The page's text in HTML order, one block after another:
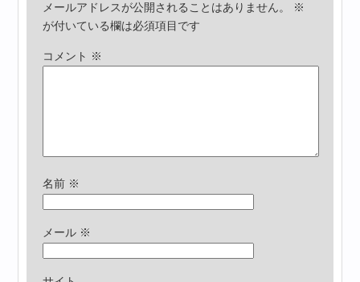
メールアドレスが公開されることはありません。
※
が付いている欄は必須項目です
コメント ※
名前 ※
メール ※